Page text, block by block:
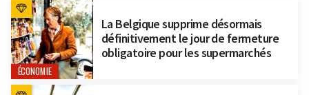
ÉCONOMIE
La Belgique supprime désormais
définitivement le jour de fermeture
obligatoire pour les supermarchés